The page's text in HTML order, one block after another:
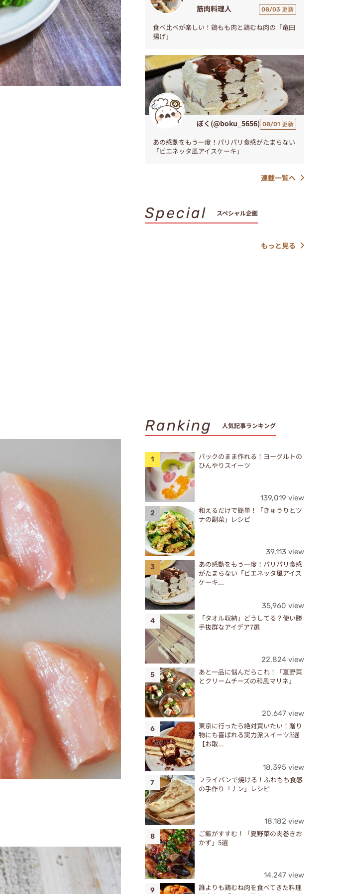
筋肉料理人 08/03 更新
食べ比べが楽しい！鶏もも肉と鶏むね肉の「竜田
揚げ」
ぼく(@boku_5656) 08/01 更新
あの感動をもう一度！パリパリ食感がたまらない
「ビエネッタ風アイスケーキ」
連載一覧へ
Special スペシャル企画
もっと見る
Ranking 人気記事ランキング
パックのまま作れる！ヨーグルトの
ひんやりスイーツ
139,019 view
和えるだけで簡単！「きゅうりとツ
ナの副菜」レシピ
39,113 view
あの感動をもう一度！パリパリ食感
がたまらない「ビエネッタ風アイス
ケーキ...
35,960 view
「タオル収納」どうしてる？使い勝
手抜群なアイデア7選
22,824 view
あと一品に悩んだらこれ！「夏野菜
とクリームチーズの和風マリネ」
20,647 view
東京に行ったら絶対買いたい！贈り
物にも喜ばれる実力派スイーツ3選
【お取...
18,395 view
フライパンで焼ける！ふわもち食感
の手作り「ナン」レシピ
18,182 view
ご飯がすすむ！「夏野菜の肉巻きお
かず」5選
14,247 view
誰よりも鶏むね肉を食べてきた料理